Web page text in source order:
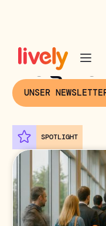
Insights
UNSER
SPOTLIGHT